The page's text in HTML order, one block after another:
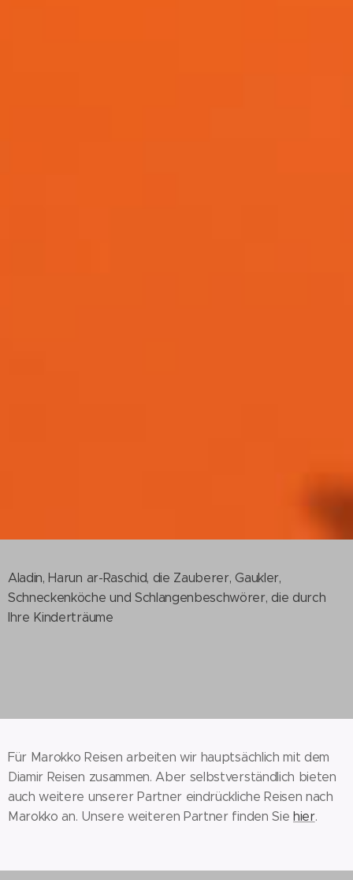
Aladin, Harun ar-Raschid, die Zauberer, Gaukler,
Schneckenköche und Schlangenbeschwörer, die durch
Ihre Kinderträume
Für Marokko Reisen arbeiten wir hauptsächlich mit dem
Diamir Reisen zusammen. Aber selbstverständlich bieten
auch weitere unserer Partner eindrückliche Reisen nach
Marokko an. Unsere weiteren Partner finden Sie hier.